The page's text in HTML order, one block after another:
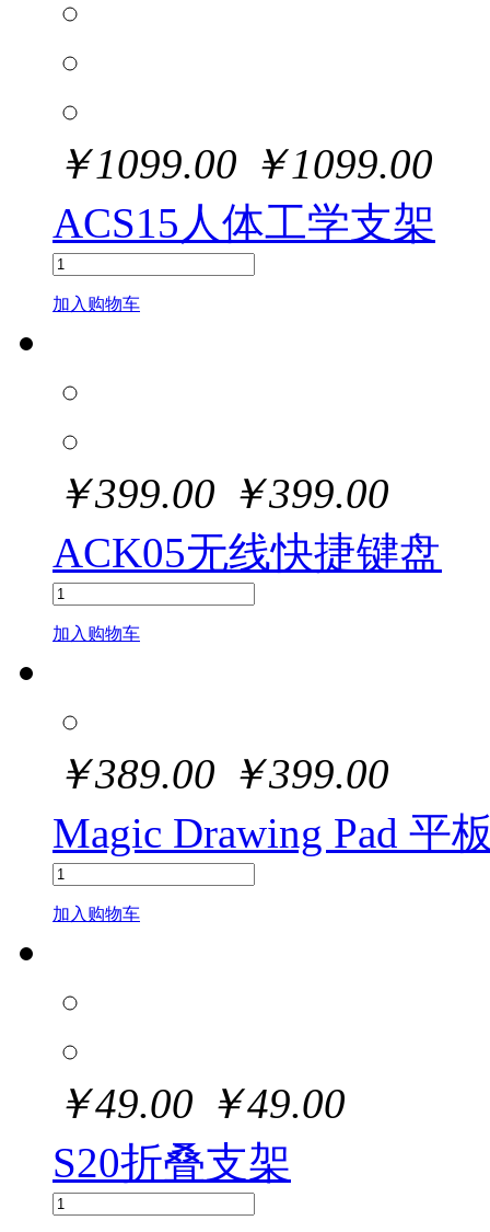
￥1099.00 ￥1099.00
ACS15人体工学支架
加入购物车
￥399.00 ￥399.00
ACK05无线快捷键盘
加入购物车
￥389.00 ￥399.00
Magic Drawing Pad 平
加入购物车
￥49.00 ￥49.00
S20折叠支架